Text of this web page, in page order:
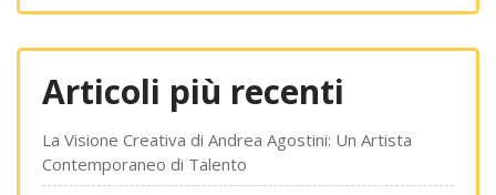
Articoli più recenti
La Visione Creativa di Andrea Agostini: Un Artista
Contemporaneo di Talento